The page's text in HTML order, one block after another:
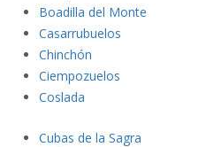
Boadilla del Monte
Casarrubuelos
Chinchón
Ciempozuelos
Coslada
Cubas de la Sagra